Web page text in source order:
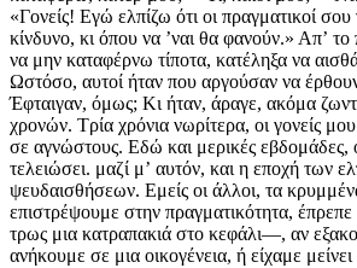
«Γονείς! Εγώ ελπίζω ότι οι πραγματικοί σου
κίνδυνο, κι όπου να ʼναι θα φανούν.» Απʼ το
να μην καταφέρνω τίποτα, κατέληξα να
Ωστόσο, αυτοί ήταν που αργούσαν να
Έφταιγαν, όμως; Κι ήταν, άραγε, ακόμα
χρονών. Τρία χρόνια νωρίτερα, οι γονείς μου
σε αγνώστους. Εδώ και μερικές εβδομάδες,
τελειώσει. μαζί μʼ αυτόν, και η εποχή των
ψευδαισθήσεων. Εμείς οι άλλοι, τα
επιστρέψουμε στην πραγματικότητα,
τρως μια κατραπακιά στο κεφάλι—, αν
ανήκουμε σε μια οικογένεια, ή είχαμε